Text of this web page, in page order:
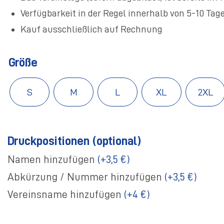
Verfügbarkeit in der Regel innerhalb von 5-10
Kauf ausschließlich auf Rechnung
Größe
S M L XL 2XL
Druckpositionen (optional)
Namen hinzufügen (+3,5 €)
Abkürzung / Nummer hinzufügen (+3,5 €)
Vereinsname hinzufügen (+4 €)